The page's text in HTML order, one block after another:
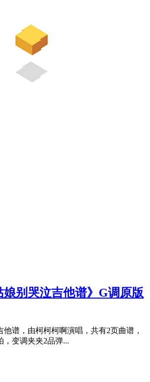
别哭泣吉他谱》G调原版
谱，由柯柯柯啊演唱，共有2页曲谱，
，变调夹夹2品弹...